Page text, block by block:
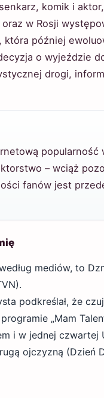
komik i
w Rosji
później
o wyjeździe
drogi,
– wciąż
fanów jest
mediów, to
podkreślał, że
„Mam
i w jednej czwartej
ojczyzną (Dzień